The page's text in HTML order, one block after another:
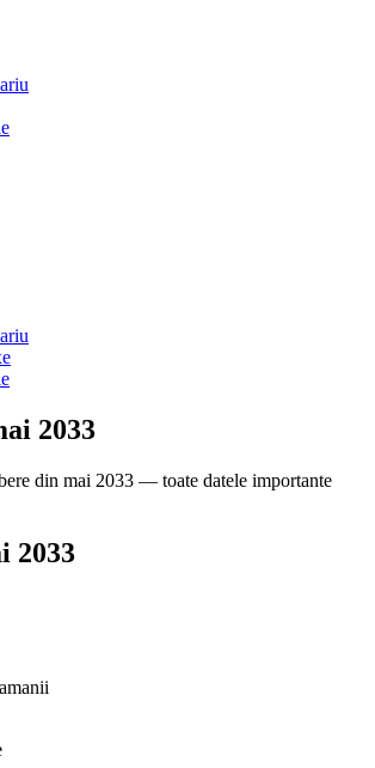
2033
din mai 2033 — toate datele importante
2033